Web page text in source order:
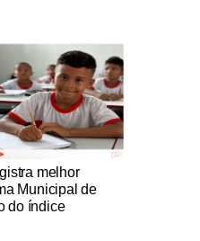
melhor
Municipal de
do índice